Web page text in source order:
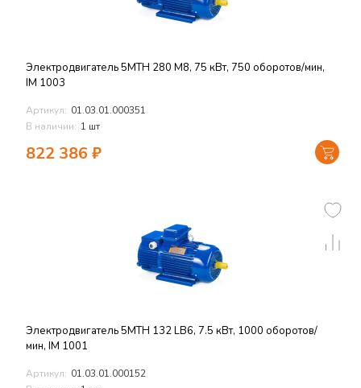
Электродвигатель 5MTH 280 M8, 75 кВт, 750 оборотов/мин,
IM 1003
Артикул: 01.03.01.000351
В наличии: 1 шт
822 386 ₽
Электродвигатель 5MTH 132 LB6, 7.5 кВт, 1000 оборотов/
мин, IM 1001
Артикул: 01.03.01.000152